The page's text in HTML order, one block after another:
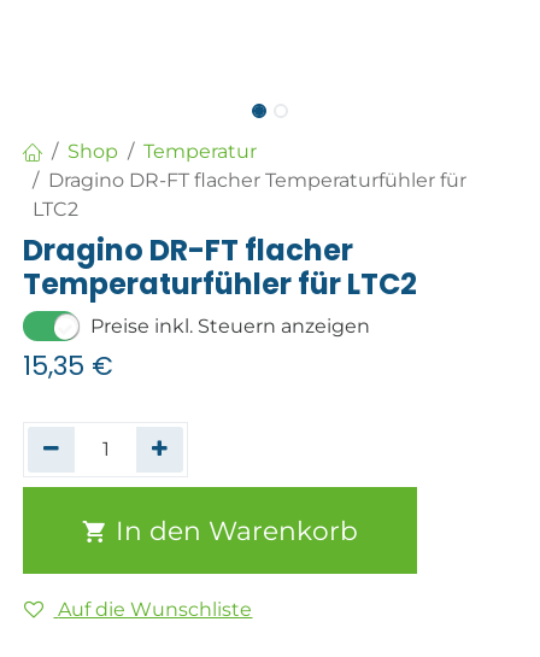
Shop
Temperatur
Dragino DR-FT flacher Temperaturfühler für
LTC2
Dragino DR-FT flacher
Temperaturfühler für LTC2
Preise inkl. Steuern anzeigen
15,35 €
In den Warenkorb
Auf die Wunschliste